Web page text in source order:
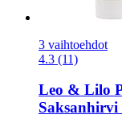
3 vaihtoehdot
4.3 (11)
Leo & Lilo
Saksanhirvi